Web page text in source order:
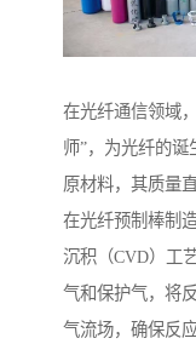
在光纤通信领域
师”，为光纤的
原材料，其质量
在光纤预制棒制
沉积（CVD）工
气和保护气，将
气流场，确保反